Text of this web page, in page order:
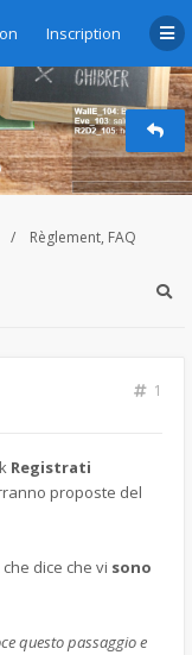
Inscription
Règlement, FAQ
1
Registrati
proposte del
dice che vi sono
questo passaggio e